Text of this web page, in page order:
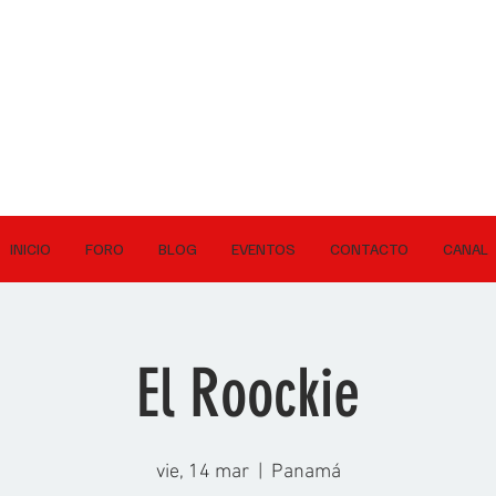
INICIO FORO BLOG EVENTOS CONTACTO CANAL
El Roockie
vie, 14 mar
  |
Panamá